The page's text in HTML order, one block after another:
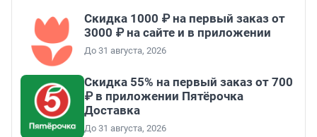
Скидка 1000 ₽ на первый заказ от
3000 ₽ на сайте и в приложении
До 31 августа, 2026
Скидка 55% на первый заказ от 700
₽ в приложении Пятёрочка
Доставка
До 31 августа, 2026